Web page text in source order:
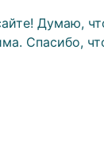
Думаю,
Спасибо,